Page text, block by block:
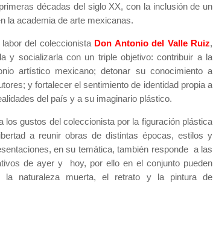
décadas del siglo XX, con la inclusión de un
la academia de arte mexicanas.
del coleccionista Don Antonio del Valle Ruiz,
y socializarla con un triple objetivo: contribuir a la
artístico mexicano; detonar su conocimiento a
y fortalecer el sentimiento de identidad propia a
del país y a su imaginario plástico.
los gustos del coleccionista por la figuración plástica
a reunir obras de distintas épocas, estilos y
en su temática, también responde a las
de ayer y hoy, por ello en el conjunto pueden
la naturaleza muerta, el retrato y la pintura de